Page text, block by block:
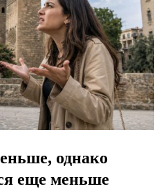
однако
еще меньше